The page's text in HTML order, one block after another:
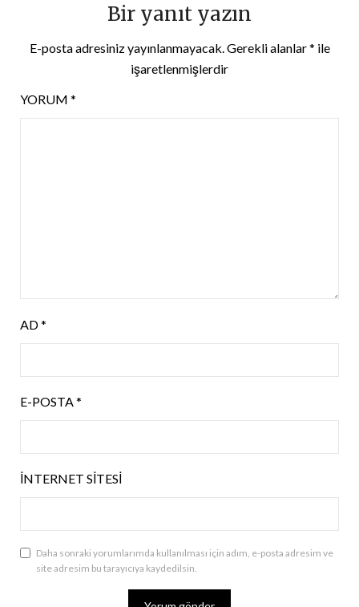
Bir yanıt yazın
E-posta adresiniz yayınlanmayacak.Gerekli alanlar* ile
işaretlenmişlerdir
YORUM *
AD*
E-POSTA*
İNTERNET SITESI
Daha sonraki yorumlarımda kullanılması için adım, e-posta adresim ve
site adresim bu tarayıcıya kaydedilsin.